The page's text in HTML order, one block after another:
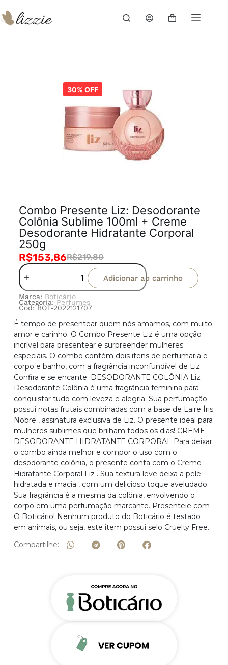
30% OFF
Combo Presente Liz: Desodorante
Colônia Sublime 100ml + Creme
Desodorante Hidratante Corporal
250g
R$219,80
R$153,86
Adicionar ao carrinho
Marca: Boticário
Categoria: Perfumes
Cód: BOT-2022121707
É tempo de presentear quem nós amamos, com muito
amor e carinho. O Combo Presente Liz é uma opção
incrível para presentear e surpreender mulheres
especiais. O combo contém dois itens de perfumaria e
corpo e banho, com a fragrância inconfundível de Liz.
Confira e se encante: DESODORANTE COLÔNIA Liz
Desodorante Colônia é uma fragrância feminina para
conquistar tudo com leveza e alegria. Sua perfumação
possui notas frutais combinadas com a base de Laire Íris
Nobre , assinatura exclusiva de Liz. O presente ideal para
mulheres sublimes que brilham todos os dias! CREME
DESODORANTE HIDRATANTE CORPORAL Para deixar
o combo ainda melhor e compor o uso com o
desodorante colônia, o presente conta com o Creme
Hidratante Corporal Liz . Sua textura leve deixa a pele
hidratada e macia , com um delicioso toque aveludado.
Sua fragrância é a mesma da colônia, envolvendo o
corpo em uma perfumação marcante. Presenteie com
O Boticário! Nenhum produto do Boticário é testado
em animais, ou seja, este item possui selo Cruelty Free.
Compartilhe: